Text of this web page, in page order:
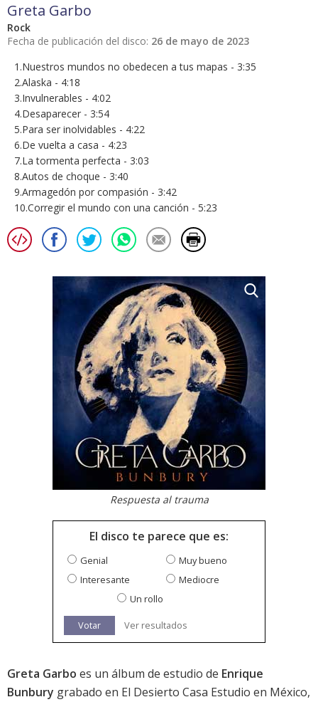
Greta Garbo
Rock
Fecha de publicación del disco: 26 de mayo de 2023
1.Nuestros mundos no obedecen a tus mapas - 3:35
2.Alaska - 4:18
3.Invulnerables - 4:02
4.Desaparecer - 3:54
5.Para ser inolvidables - 4:22
6.De vuelta a casa - 4:23
7.La tormenta perfecta - 3:03
8.Autos de choque - 3:40
9.Armagedón por compasión - 3:42
10.Corregir el mundo con una canción - 5:23
Respuesta al trauma
El disco te parece que es:
Genial
Muy bueno
Interesante
Mediocre
Un rollo
Votar Ver resultados
Greta Garbo es un álbum de estudio de Enrique
Bunbury grabado en El Desierto Casa Estudio en México,